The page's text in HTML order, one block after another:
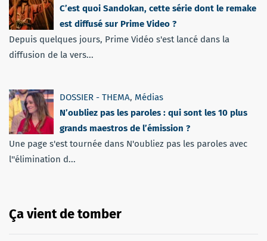
C’est quoi Sandokan, cette série dont le remake
est diffusé sur Prime Video ?
Depuis quelques jours, Prime Vidéo s'est lancé dans la
diffusion de la vers...
DOSSIER - THEMA, Médias
N’oubliez pas les paroles : qui sont les 10 plus
grands maestros de l’émission ?
Une page s'est tournée dans N'oubliez pas les paroles avec
l''élimination d...
Ça vient de tomber